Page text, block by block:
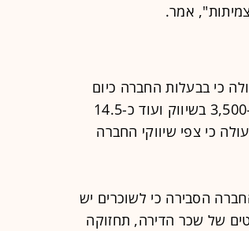
אמר.
כי בבעלות החברה כיום
כ-22 אלף יחידות דיור (יח"ד) מתוכן 3,606 מאוכלסות, כ-3,500 בשיווק ועוד כ-14.5
כי צפי שיווקי החברה
הסבירה כי לשוכרים יש
בהיבטים של שכר הדירה, תחזוקה